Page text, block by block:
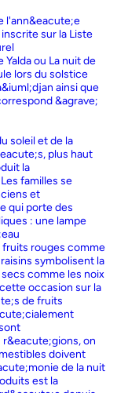
l'ann&eacute;e
sur la Liste
ou La nuit de
lors du solstice
ainsi que
&agrave;
soleil et de la
plus haut
la
familles se
et
qui porte des
: une lampe
rouges comme
symbolisent la
comme les noix
occasion sur la
de fruits
on
doivent
de la nuit
est la